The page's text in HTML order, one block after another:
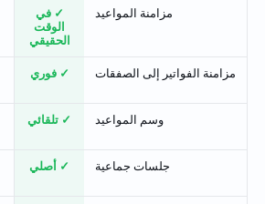
مزامنة المواعيد
✓ في
الوقت
الحقيقي
مزامنة الفواتير إلى الصفقات ✓ فوري
وسم المواعيد ✓ تلقائي
جلسات جماعية ✓ أصلي